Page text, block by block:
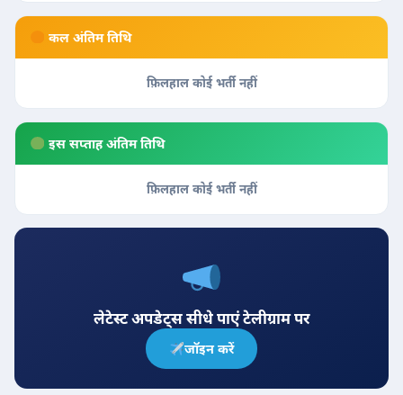
कल अंतिम तिथि
फ़िलहाल कोई भर्ती नहीं
इस सप्ताह अंतिम तिथि
फ़िलहाल कोई भर्ती नहीं
लेटेस्ट अपडेट्स सीधे पाएं टेलीग्राम पर
जॉइन करें